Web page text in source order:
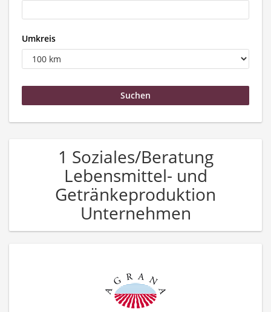
Umkreis
1 Soziales/Beratung
Lebensmittel- und
Getränkeproduktion
Unternehmen